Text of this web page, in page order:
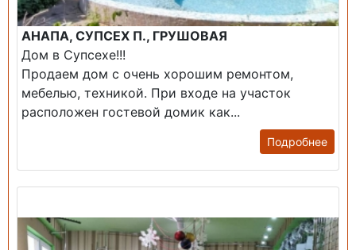
АНАПА, СУПСЕХ П., ГРУШОВАЯ
Дом в Супсехе!!!
Продаем дом с очень хорошим ремонтом,
мебелью, техникой. При входе на участок
расположен гостевой домик как...
Подробнее